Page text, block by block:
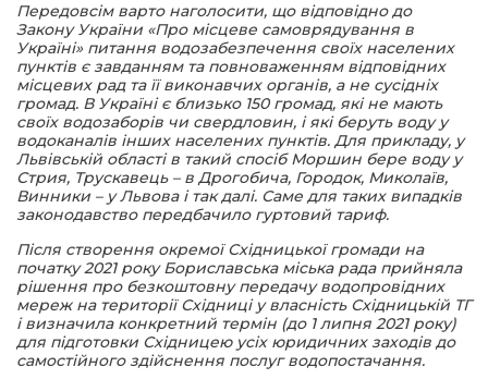
Передовсім варто наголосити, що відповідно до
Закону України «Про місцеве самоврядування в
Україні» питання водозабезпечення своїх населених
пунктів є завданням та повноваженням відповідних
місцевих рад та її виконавчих органів, а не сусідніх
громад. В Україні є близько 150 громад, які не мають
своїх водозаборів чи свердловин, і які беруть воду у
водоканалів інших населених пунктів. Для прикладу, у
Львівській області в такий спосіб Моршин бере воду у
Стрия, Трускавець – в Дрогобича, Городок, Миколаїв,
Винники – у Львова і так далі. Саме для таких випадків
законодавство передбачило гуртовий тариф.
Після створення окремої Східницької громади на
початку 2021 року Бориславська міська рада прийняла
рішення про безкоштовну передачу водопровідних
мереж на території Східниці у власність Східницькій ТГ
і визначила конкретний термін (до 1 липня 2021 року)
для підготовки Східницею усіх юридичних заходів до
самостійного здійснення послуг водопостачання.